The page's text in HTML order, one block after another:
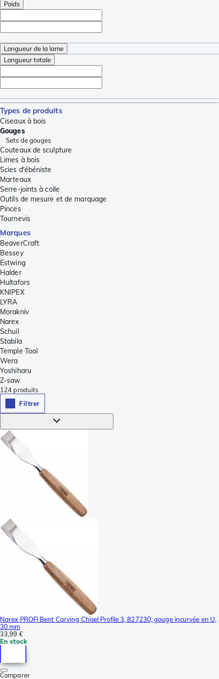
Poids
Longueur de la lame
Longueur totale
Types de produits
Ciseaux à bois
Gouges
Sets de gouges
Couteaux de sculpture
Limes à bois
Scies d'ébéniste
Marteaux
Serre-joints à colle
Outils de mesure et de marquage
Pinces
Tournevis
Marques
BeaverCraft
Bessey
Estwing
Halder
Hultafors
KNIPEX
LYRA
Morakniv
Narex
Schuil
Stabila
Temple Tool
Wera
Yoshiharu
Z-saw
124 produits
Filtrer
Narex PROFI Bent Carving Chisel Profile 3, 827230, gouge incurvée en U,
30 mm
33,99 €
En stock
Comparer